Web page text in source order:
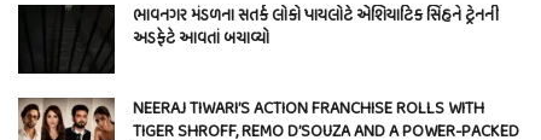
ભાવનગર મંડળના સતર્ક લોકો પાયલોટે એશિયાટિક સિંહને ટ્રેનની
અડફેટે આવતાં બચાવ્યો
NEERAJ TIWARI’S ACTION FRANCHISE ROLLS WITH
TIGER SHROFF, REMO D’SOUZA AND A POWER-PACKED